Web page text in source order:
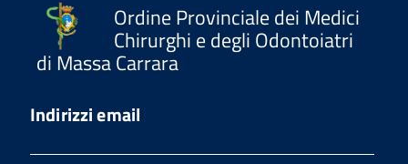
Ordine Provinciale dei Medici
Chirurghi e degli Odontoiatri
di Massa Carrara
Indirizzi email